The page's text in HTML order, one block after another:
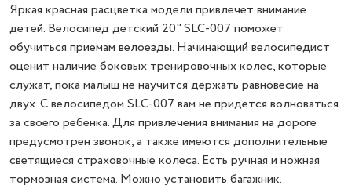
Яркая красная расцветка модели привлечет внимание
детей. Велосипед детский 20" SLC-007 поможет
обучиться приемам велоезды. Начинающий велосипедист
оценит наличие боковых тренировочных колес, которые
служат, пока малыш не научится держать равновесие на
двух. С велосипедом SLC-007 вам не придется волноваться
за своего ребенка. Для привлечения внимания на дороге
предусмотрен звонок, а также имеются дополнительные
светящиеся страховочные колеса. Есть ручная и ножная
тормозная система. Можно установить багажник.